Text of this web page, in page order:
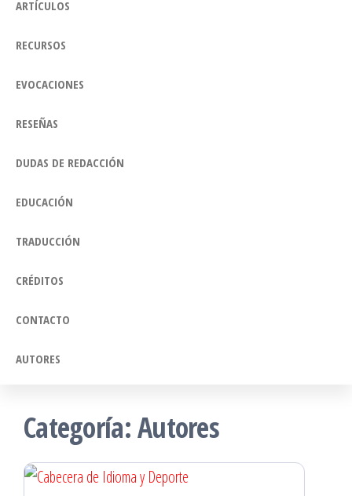
ARTÍCULOS
RECURSOS
EVOCACIONES
RESEÑAS
DUDAS DE REDACCIÓN
EDUCACIÓN
TRADUCCIÓN
CRÉDITOS
CONTACTO
AUTORES
Categoría:Autores